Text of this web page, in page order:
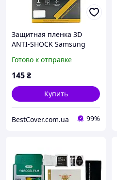
Защитная пленка 3D
ANTI-SHOCK Samsung
Готово к отправке
145₴
Купить
BestCover.com.ua 99%